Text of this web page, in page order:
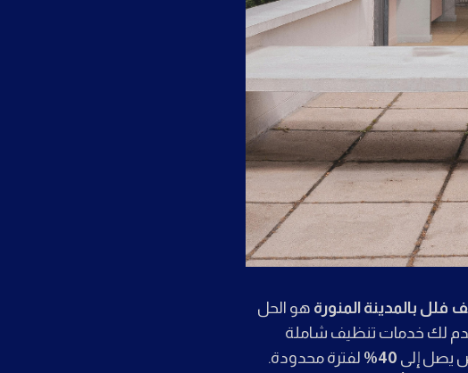
بالمدينة المنورة هو الحل
لك خدمات تنظيف شاملة
يصل إلى 40%
لفترة محدودة.